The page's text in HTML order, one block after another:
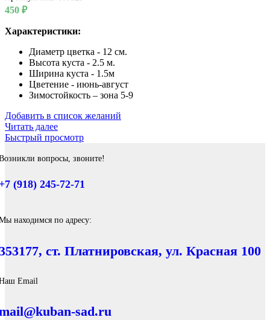
450 ₽
Характеристики:
Диаметр цветка - 12 см.
Высота куста - 2.5 м.
Ширина куста - 1.5м
Цветение - июнь-август
Зимостойкость – зона 5-9
Добавить в список желаний
Читать далее
Быстрый просмотр
вопросы, звоните!
(918) 245-72-71
находимся по адресу:
ст. Платнировская, ул. Красная 100
Email
sad.ru